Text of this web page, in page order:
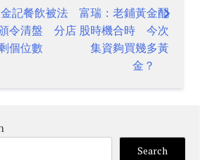
金記餐飲被法
令清盤 分店
個位數
富瑞：老鋪黃金配
股時機合時 今次
集資夠買幾多黃
金？
Search